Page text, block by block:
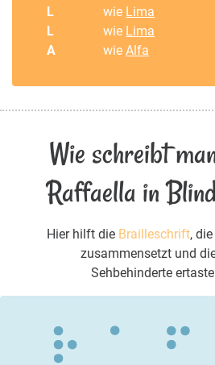
L
wie Lima
L
wie Lima
A
wieAlfa
Wie schreibt
Raffaella in
Hier hilft die Brailleschrift,
zusammensetzt und
Sehbehinderte